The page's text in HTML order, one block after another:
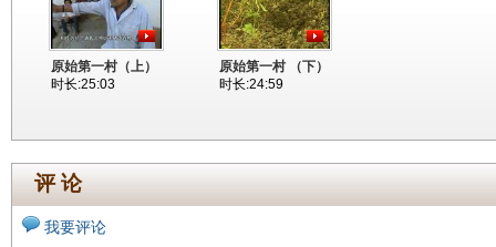
原始第一村（上）
时长:25:03
原始第一村 （下）
时长:24:59
评 论
我要评论